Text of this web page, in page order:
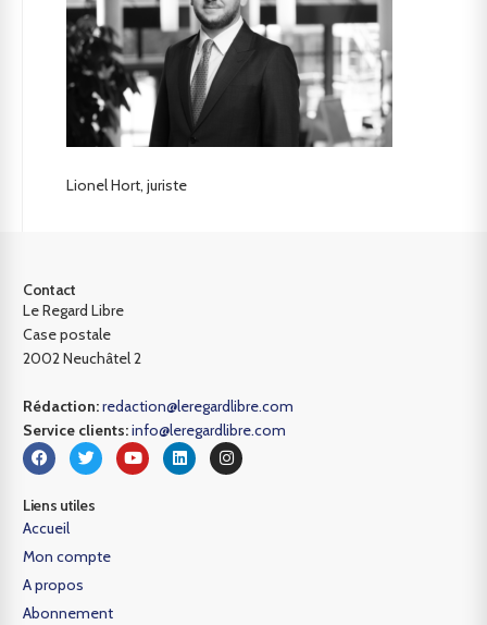
Lionel Hort, juriste
Contact
Le Regard Libre
Case postale
2002 Neuchâtel 2
Rédaction:redaction@leregardlibre.com
Service clients:info@leregardlibre.com
Liens utiles
Accueil
Mon compte
A propos
Abonnement